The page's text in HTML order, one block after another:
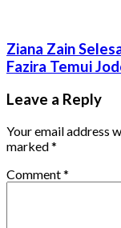
Ziana Zain
Fazira Temui
Leave a Reply
Your email address
marked*
Comment*